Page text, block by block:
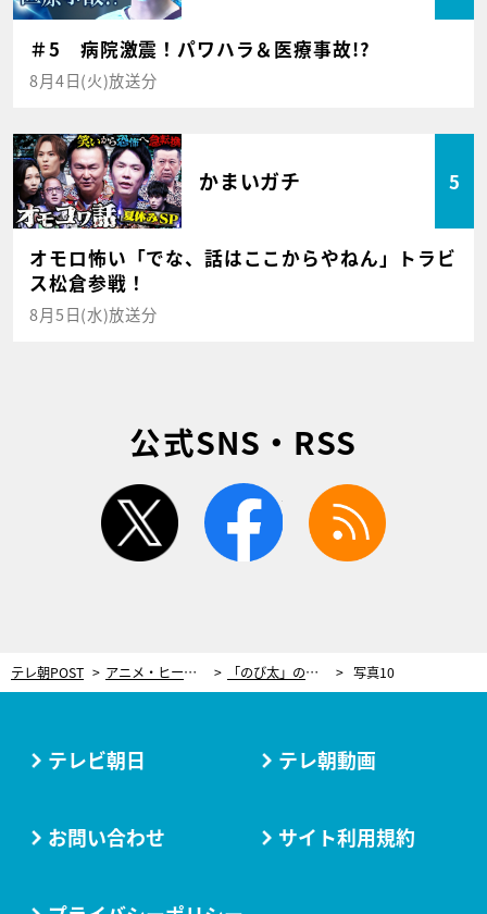
＃5 病院激震！パワハラ＆医療事故!?
8月4日(火)放送分
かまいガチ 5
オモロ怖い「でな、話はここからやねん」トラビ
ス松倉参戦！
8月5日(水)放送分
公式SNS・RSS
twitter facebook
テレ朝POST アニメ・ヒーロー 「のび太」の名前に込められた“想い”。「パパもママも一生忘れない」…知られざる家族の歴史 写真10
テレビ朝日 テレ朝動画
お問い合わせ サイト利用規約